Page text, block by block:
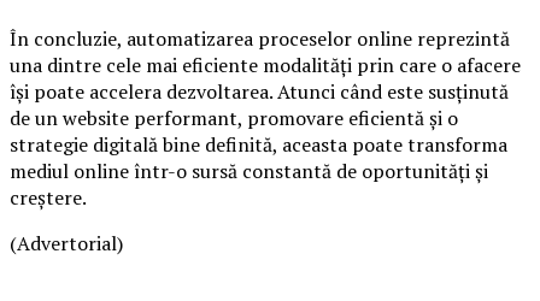
În concluzie, automatizarea proceselor online reprezintă
una dintre cele mai eficiente modalități prin care o afacere
își poate accelera dezvoltarea. Atunci când este susținută
de un website performant, promovare eficientă și o
strategie digitală bine definită, aceasta poate transforma
mediul online într-o sursă constantă de oportunități și
creștere.
(Advertorial)